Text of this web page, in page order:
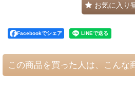
お気に入り
Facebookでシェア
この商品を買った人は、こんな